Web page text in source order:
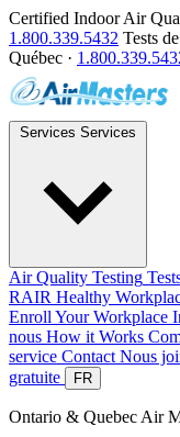
Certified Indoor Air
1.800.339.5432 Tests
Québec ·
Services Services
Air Quality Testing
RAIR Healthy
Enroll Your Workplace
nous How it Works
service Contact Nous
gratuite
FR
Ontario & Quebec Air